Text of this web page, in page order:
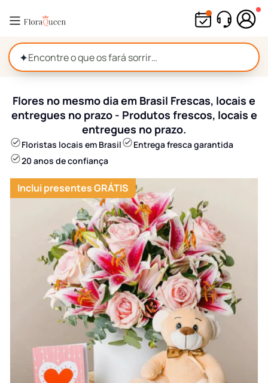
para
conteúdo
✦
Flores no mesmo dia em Brasil Frescas, locais e
entregues no prazo - Produtos frescos, locais e
entregues no prazo.
Floristas locais em Brasil
Entrega fresca garantida
20 anos de confiança
Inclui presentes GRÁTIS